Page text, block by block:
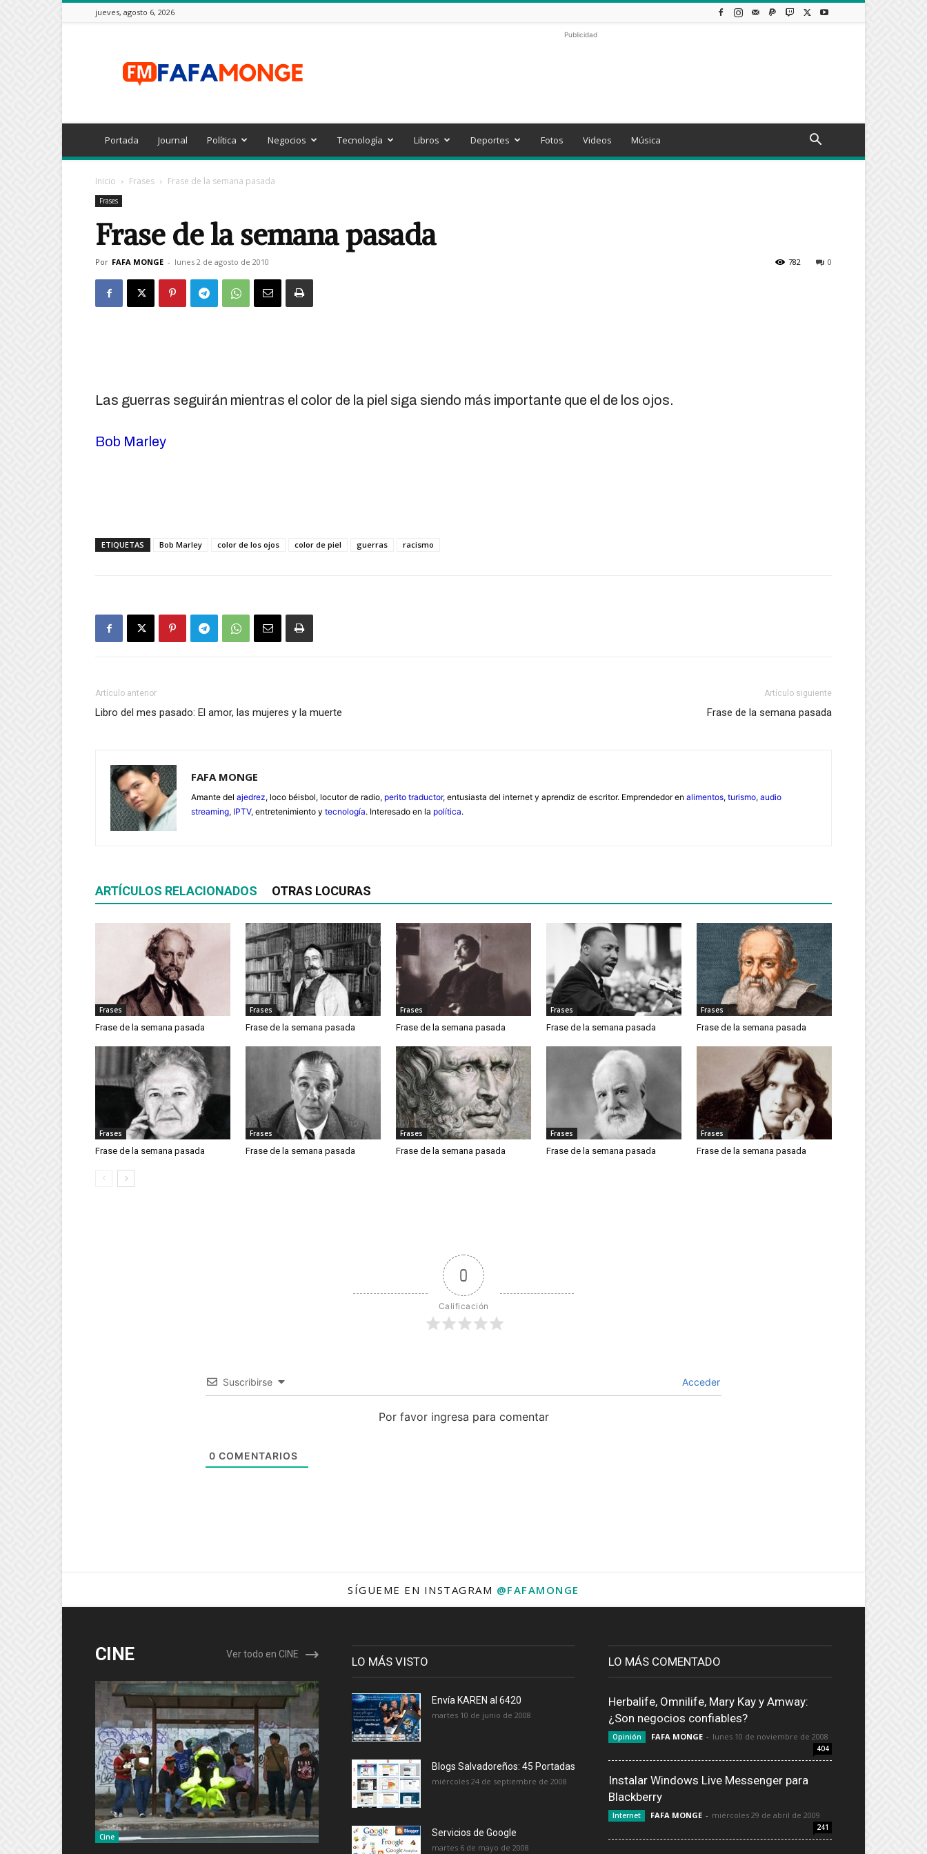
jueves, agosto 6, 2026
Publicidad
Portada Journal Política Negocios Tecnología Libros Deportes Fotos Videos Música
Inicio Frases Frase de la semana pasada
Frases
Frase de la semana pasada
Por FAFA MONGE - lunes 2 de agosto de 2010 0
782
Las guerras seguirán mientras el color de la piel siga siendo más importante que el de los ojos.
Bob Marley
ETIQUETAS Bob Marley color de los ojos color de piel guerras racismo
Artículo anterior
Libro del mes pasado: El amor, las mujeres y la muerte
Artículo siguiente
Frase de la semana pasada
FAFA MONGE
Amante del ajedrez, loco béisbol, locutor de radio, perito traductor, entusiasta del internet y aprendiz de escritor. Emprendedor en alimentos, turismo, audio
streaming, IPTV, entretenimiento y tecnología. Interesado en la política.
ARTÍCULOS RELACIONADOS OTRAS LOCURAS
Frases
Frase de la semana pasada
Frases
Frase de la semana pasada
Frases
Frase de la semana pasada
Frases
Frase de la semana pasada
Frases
Frase de la semana pasada
Frases
Frase de la semana pasada
Frases
Frase de la semana pasada
Frases
Frase de la semana pasada
Frases
Frase de la semana pasada
Frases
Frase de la semana pasada
0
Calificación
Suscribirse Acceder
Por favor ingresa para comentar
0 COMENTARIOS
SÍGUEME EN INSTAGRAM @FAFAMONGE
CINE Ver todo en CINE
Cine
LO MÁS VISTO
Envía KAREN al 6420
martes 10 de junio de 2008
Blogs Salvadoreños: 45 Portadas
miércoles 24 de septiembre de 2008
Servicios de Google
martes 6 de mayo de 2008
LO MÁS COMENTADO
Herbalife, Omnilife, Mary Kay y Amway:
¿Son negocios confiables?
Opinión FAFA MONGE - lunes 10 de noviembre de 2008
404
Instalar Windows Live Messenger para
Blackberry
Internet FAFA MONGE - miércoles 29 de abril de 2009
241